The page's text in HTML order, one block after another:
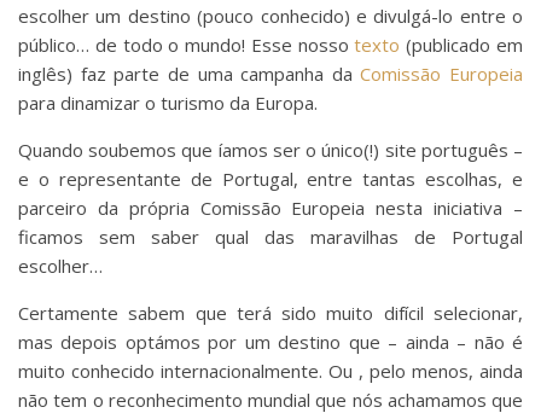
escolher um destino (pouco conhecido) e divulgá-lo entre o
público… de todo o mundo! Esse nossotexto (publicado em
inglês) faz parte de uma campanha daComissão Europeia
para dinamizar o turismo da Europa.
Quando soubemos que íamos ser o único(!) site português –
e o representante de Portugal, entre tantas escolhas, e
parceiro da própria Comissão Europeia nesta iniciativa –
ficamos sem saber qual das maravilhas de Portugal
escolher…
Certamente sabem que terá sido muito difícil selecionar,
mas depois optámos por um destino que – ainda – não é
muito conhecido internacionalmente. Ou , pelo menos, ainda
não tem o reconhecimento mundial que nós achamamos que